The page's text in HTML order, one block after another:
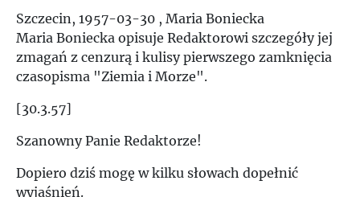
Szczecin, 1957-03-30 , Maria Boniecka
Maria Boniecka opisuje Redaktorowi szczegóły jej
zmagań z cenzurą i kulisy pierwszego zamknięcia
czasopisma "Ziemia i Morze".
[30.3.57]
Szanowny Panie Redaktorze!
Dopiero dziś mogę w kilku słowach dopełnić
wyjaśnień.